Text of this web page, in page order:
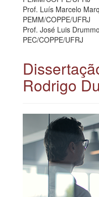
Prof. Luís Marcelo
PEMM/COPPE/UFRJ
Prof. José Luis
PEC/COPPE/UFRJ
Rodrigo